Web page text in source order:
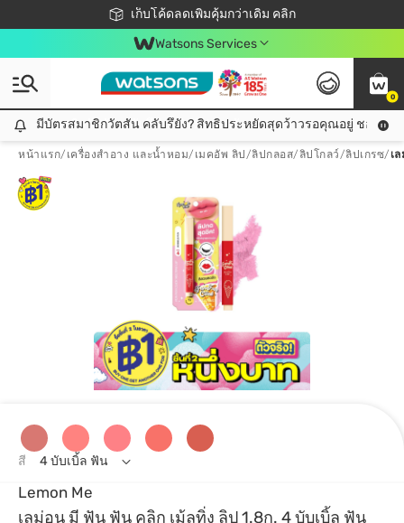
เก็บโค้ดลดเพิ่มคุ้มกว่าเดิม คลิก
ชอปออนไลน์ครั้งแรก ลดเพิ่มจุก ๆ 10%! 🎉
📦ส่งฟรี! เมื่อชอป 499฿
สมาชิกวัตสัน คลับดียังไง?
Watsons Services
0
มีบัตรสมาชิกวัตสัน คลับรึยัง? สิทธิประหยัดสุดว้าวรอคุณอยู่ ชอปคุ้มกว่าเดิม คลิก!
มีบัตรสมาชิกวัตสัน คลับรึยัง? สิทธิประหยัดสุดว้าวรอคุณอยู่ ชอปคุ้มก
หน้าแรก/ เครื่องสำอาง และน้ำหอม/ เมคอัพ ลิป /ลิปกลอส/ลิปโกลว์/ลิปเกรซ/ เ
Lemon Me
เลม่อน มี ฟัน ฟัน คลิก เม้ลทิ่ง ลิป 1.8ก. 4 บับเบิ้ล ฟัน
สี 4 บับเบิ้ล ฟัน